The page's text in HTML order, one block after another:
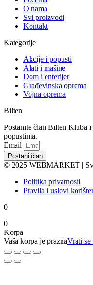
O nama
Svi proizvodi
Kontakt
Kategorije
Akcije i popusti
Alati i mašine
Dom i enterijer
Građevinska oprema
Vojna oprema
Bilten
Postanite član Bilten Kluba
popustima.
Email
Postani član
© 2025 WEBMARKET |
Politika privatnosti
Pravila i uslovi
0
0
Korpa
Vaša korpa je praznaVrati se